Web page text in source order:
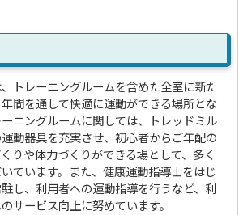
トレーニングルームを含めた全室に新た
間を通して快適に運動ができる場所とな
ニングルームに関しては、トレッドミル
動器具を充実させ、初心者からご年配の
りや体力づくりができる場として、多く
ています。また、健康運動指導士をはじ
し、利用者への運動指導を行うなど、利
サービス向上に努めています。